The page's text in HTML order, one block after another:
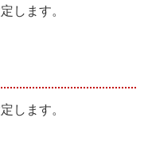
します。
します。